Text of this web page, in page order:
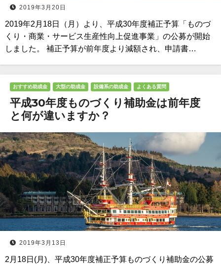
2019年3月20日
2019年2月18日（月）より、平成30年度補正予算「ものづ
くり・商業・サービス生産性向上促進事業」の公募が開始
しました。 補正予算が前年度より減額され、申請書…
おすすめ助成金 大型の助成金 設備系の助成金 よくある質問
平成30年度ものづくり補助金は前年度
と何が違いますか？
2019年3月13日
2月18日(月)、平成30年度補正予算ものづくり補助金の公募